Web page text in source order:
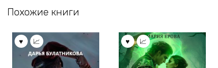
Похожие книги